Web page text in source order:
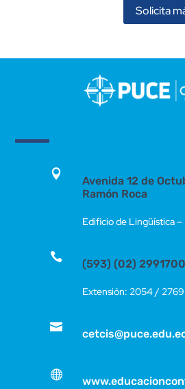
Solicita

Avenida 12 de
Ramón Roca
Edificio de Lingüística

(593) (02) 2991700
Extensión: 2054 / 2769

